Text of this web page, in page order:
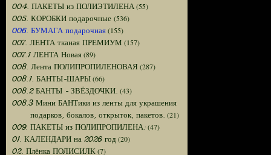
004. ПАКЕТЫ из ПОЛИЭТИЛЕНА(55)
005. КОРОБКИ подарочные (536)
006. БУМАГА подарочная(155)
007. ЛЕНТА тканая ПРЕМИУМ (157)
007.1 ЛЕНТА Новая(89)
008. Лента ПОЛИПРОПИЛЕНОВАЯ (287)
008.1. БАНТЫ-ШАРЫ(66)
008.2 БАНТЫ - ЗВЁЗДОЧКИ. (43)
008.3 Мини БАНТики из ленты для украшения
подарков, бокалов, открыток, пакетов. (21)
009. ПАКЕТЫ из ПОЛИПРОПИЛЕНА:(47)
01. КАЛЕНДАРИ на 2026 год (20)
02. Плёнка ПОЛИСИЛК(7)